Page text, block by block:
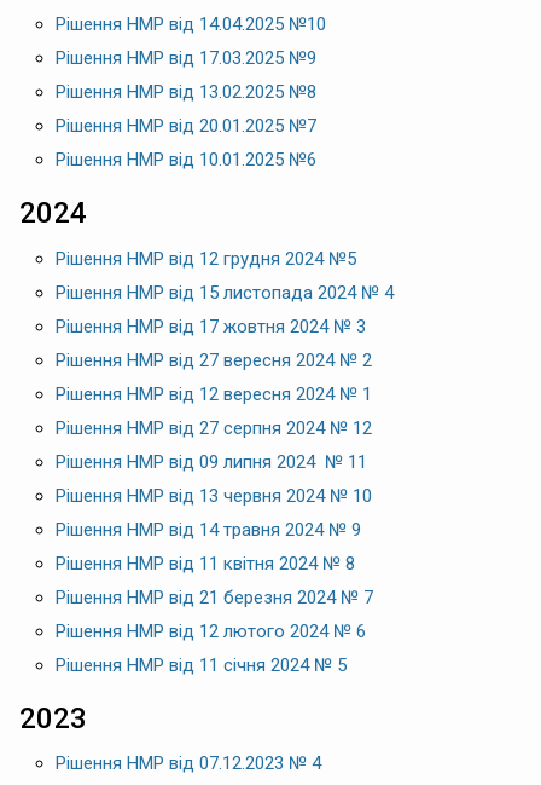
Рішення НМР від 14.04.2025 №10
Рішення НМР від 17.03.2025 №9
Рішення НМР від 13.02.2025 №8
Рішення НМР від 20.01.2025 №7
Рішення НМР від 10.01.2025 №6
2024
Рішення НМР від 12 грудня 2024 №5
Рішення НМР від 15 листопада 2024 № 4
Рішення НМР від 17 жовтня 2024 № 3
Рішення НМР від 27 вересня 2024 № 2
Рішення НМР від 12 вересня 2024 № 1
Рішення НМР від 27 серпня 2024 № 12
Рішення НМР від 09 липня 2024 № 11
Рішення НМР від 13 червня 2024 № 10
Рішення НМР від 14 травня 2024 № 9
Рішення НМР від 11 квітня 2024 № 8
Рішення НМР від 21 березня 2024 № 7
Рішення НМР від 12 лютого 2024 № 6
Рішення НМР від 11 січня 2024 № 5
2023
Рішення НМР від 07.12.2023 № 4